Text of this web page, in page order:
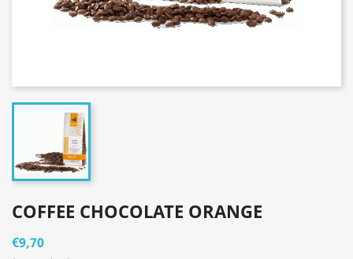
COFFEE CHOCOLATE ORANGE
€9,70